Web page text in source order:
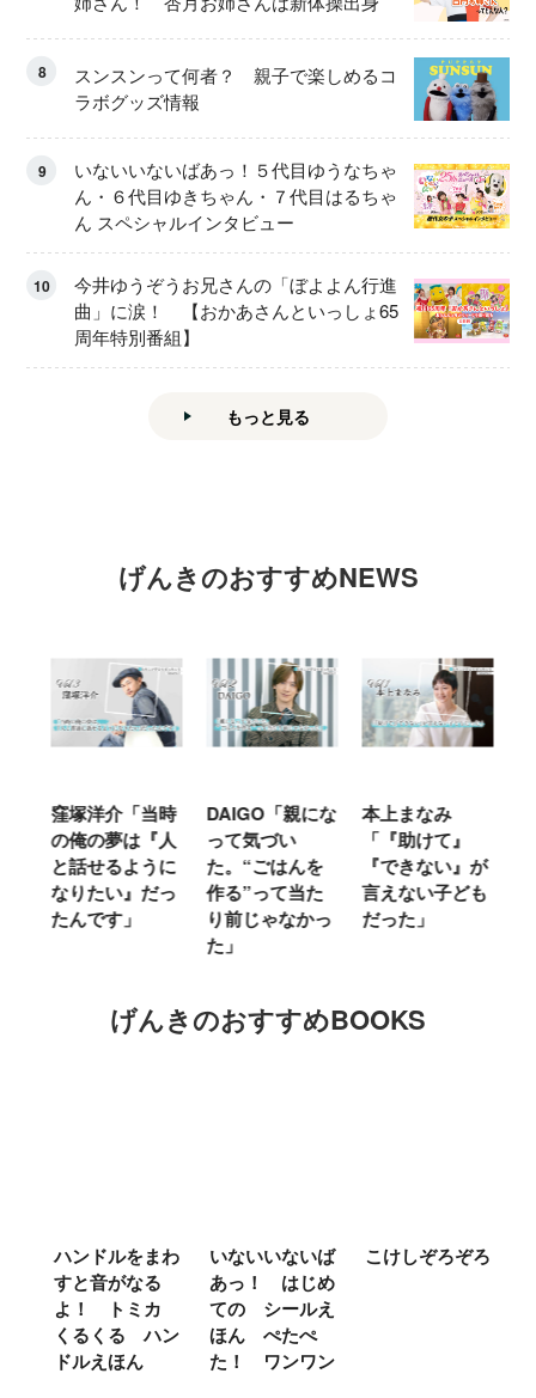
8
スンスンって何者？ 親子で楽しめるコ
ラボグッズ情報
9
いないいないばあっ！５代目ゆうなちゃ
ん・６代目ゆきちゃん・７代目はるちゃ
ん スペシャルインタビュー
10
今井ゆうぞうお兄さんの「ぼよよん行進
曲」に涙！ 【おかあさんといっしょ65
周年特別番組】
もっと見る
げんきのおすすめNEWS
窪塚洋介「当時
の俺の夢は『人
と話せるように
なりたい』だっ
たんです」
DAIGO「親にな
って気づい
た。“ごはんを
作る”って当た
り前じゃなかっ
た」
本上まなみ
「『助けて』
『できない』が
言えない子ども
だった」
げんきのおすすめBOOKS
ハンドルをまわ
すと音がなる
よ！ トミカ
くるくる ハン
ドルえほん
いないいないば
あっ！ はじめ
ての シールえ
ほん ぺたぺ
た！ ワンワン
こけしぞろぞろ